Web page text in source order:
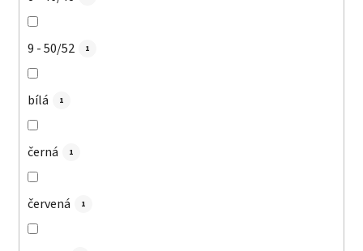
9 - 50/52 1
bílá 1
černá 1
červená 1